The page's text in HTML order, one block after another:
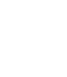
類４
備考